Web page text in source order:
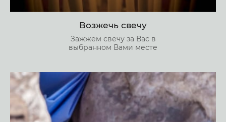
Возжечь свечу
Зажжем свечу за Вас в
выбранном Вами месте